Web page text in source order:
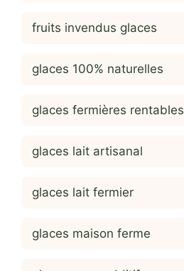
fruits invendus glaces
glaces 100% naturelles
glaces fermières rentables
glaces lait artisanal
glaces lait fermier
glaces maison ferme